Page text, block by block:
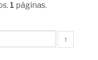
1 páginas.
↑